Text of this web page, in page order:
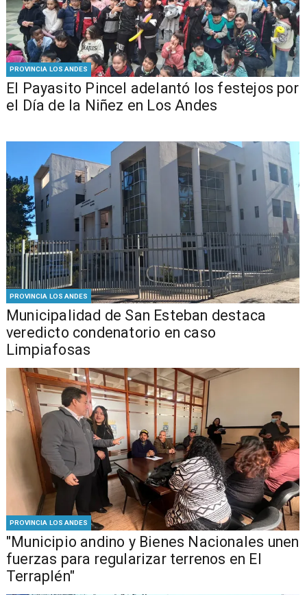
PROVINCIA LOS ANDES
El Payasito Pincel adelantó los festejos por
el Día de la Niñez en Los Andes
PROVINCIA LOS ANDES
Municipalidad de San Esteban destaca
veredicto condenatorio en caso
Limpiafosas
PROVINCIA LOS ANDES
"Municipio andino y Bienes Nacionales unen
fuerzas para regularizar terrenos en El
Terraplén"